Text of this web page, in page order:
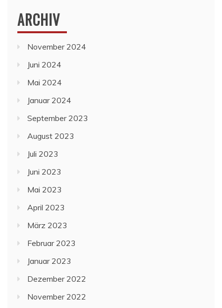
ARCHIV
November 2024
Juni 2024
Mai 2024
Januar 2024
September 2023
August 2023
Juli 2023
Juni 2023
Mai 2023
April 2023
März 2023
Februar 2023
Januar 2023
Dezember 2022
November 2022